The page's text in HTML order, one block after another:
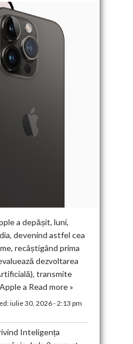
a depășit, luni,
devenind astfel cea
recâștigând prima
dezvoltarea
transmite
a Read more »
iulie 30, 2026 - 2:13 pm
Inteligența